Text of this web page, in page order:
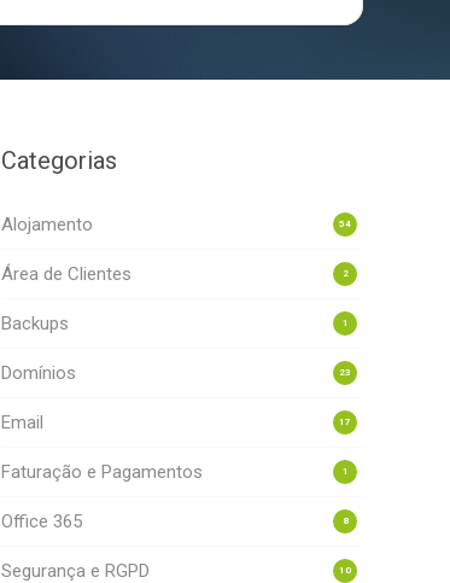
Categorias
54
Alojamento
2
Área de Clientes
1
Backups
23
Domínios
17
Email
1
Faturação e Pagamentos
8
Office 365
10
Segurança e RGPD